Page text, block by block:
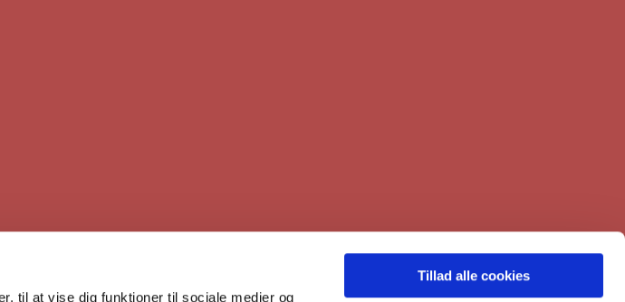
til at vise dig funktioner til sociale medier og
Tillad alle cookies